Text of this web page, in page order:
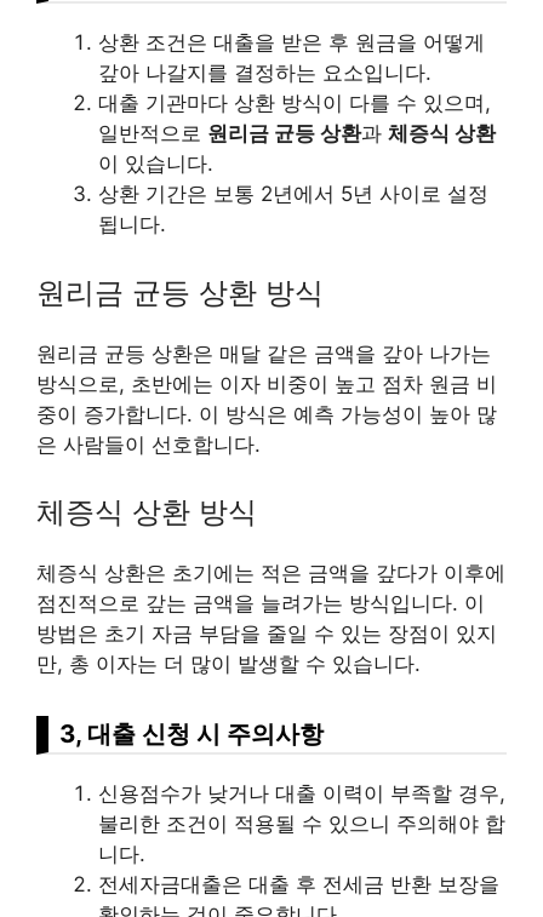
상환 조건은 대출을 받은 후 원금을 어떻게
갚아 나갈지를 결정하는 요소입니다.
대출 기관마다 상환 방식이 다를 수 있으며,
일반적으로 원리금 균등 상환과 체증식 상환
이 있습니다.
상환 기간은 보통 2년에서 5년 사이로 설정
됩니다.
원리금 균등 상환 방식
원리금 균등 상환은 매달 같은 금액을 갚아 나가는
방식으로, 초반에는 이자 비중이 높고 점차 원금 비
중이 증가합니다. 이 방식은 예측 가능성이 높아 많
은 사람들이 선호합니다.
체증식 상환 방식
체증식 상환은 초기에는 적은 금액을 갚다가 이후에
점진적으로 갚는 금액을 늘려가는 방식입니다. 이
방법은 초기 자금 부담을 줄일 수 있는 장점이 있지
만, 총 이자는 더 많이 발생할 수 있습니다.
3, 대출 신청 시 주의사항
신용점수가 낮거나 대출 이력이 부족할 경우,
불리한 조건이 적용될 수 있으니 주의해야 합
니다.
전세자금대출은 대출 후 전세금 반환 보장을